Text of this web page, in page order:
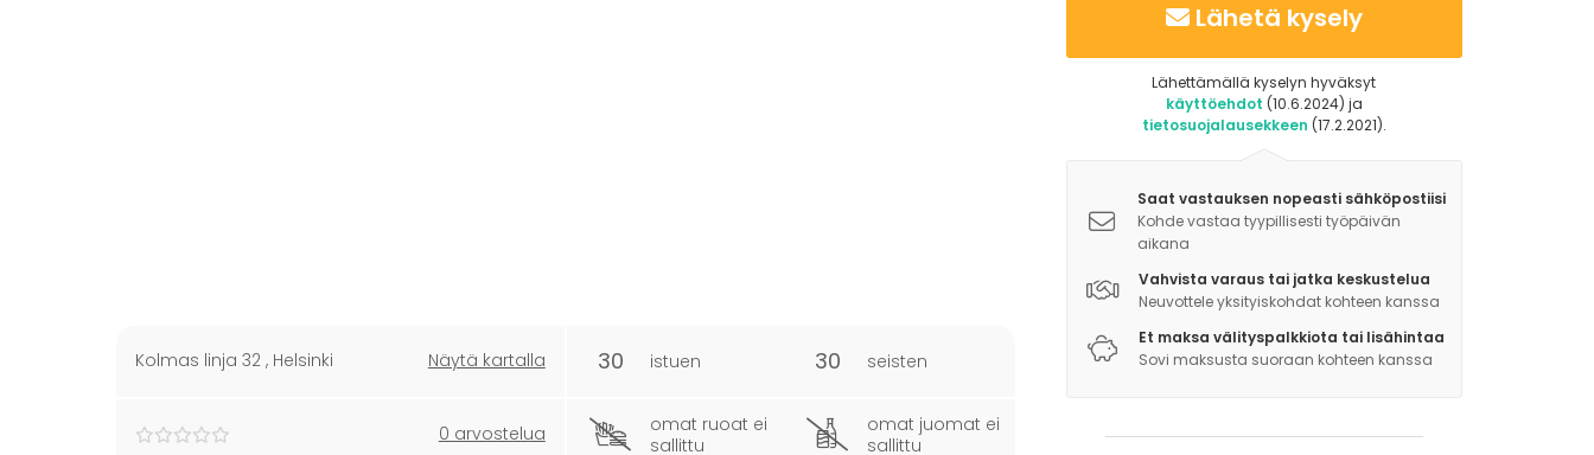
Kolmas linja 32 , Helsinki Näytä kartalla
0 arvostelua
30 istuen 30 seisten
omat ruoat ei
sallittu
omat juomat ei
sallittu
Lähetä kysely
Lähettämällä kyselyn hyväksyt
käyttöehdot (10.6.2024) ja
tietosuojalausekkeen (17.2.2021).
Saat vastauksen nopeasti sähköpostiisi
Kohde vastaa tyypillisesti työpäivän
aikana
Vahvista varaus tai jatka keskustelua
Neuvottele yksityiskohdat kohteen kanssa
Et maksa välityspalkkiota tai lisähintaa
Sovi maksusta suoraan kohteen kanssa